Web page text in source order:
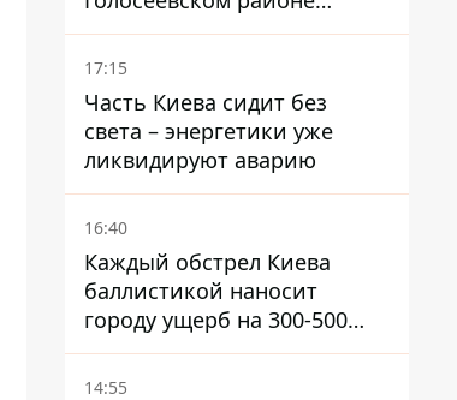
разбивают парк площадью
в гектар
17:15
Часть Киева сидит без
света – энергетики уже
ликвидируют аварию
16:40
Каждый обстрел Киева
баллистикой наносит
городу ущерб на 300-500
миллионов - Петр
Пантелеев
14:55